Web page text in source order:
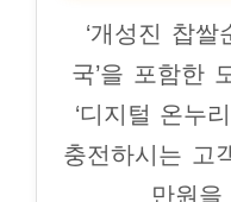
‘개성진 찹쌀
국’을 포함한
‘디지털 온누
충전하시는 고
만원을